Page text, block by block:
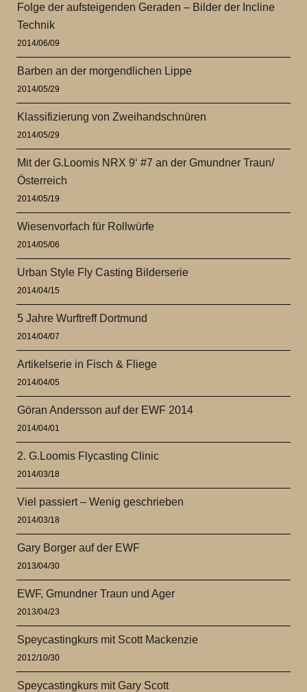
Folge der aufsteigenden Geraden – Bilder der Incline
Technik
2014/06/09
Barben an der morgendlichen Lippe
2014/05/29
Klassifizierung von Zweihandschnüren
2014/05/29
Mit der G.Loomis NRX 9‘ #7 an der Gmundner Traun/
Österreich
2014/05/19
Wiesenvorfach für Rollwürfe
2014/05/06
Urban Style Fly Casting Bilderserie
2014/04/15
5 Jahre Wurftreff Dortmund
2014/04/07
Artikelserie in Fisch & Fliege
2014/04/05
Göran Andersson auf der EWF 2014
2014/04/01
2. G.Loomis Flycasting Clinic
2014/03/18
Viel passiert – Wenig geschrieben
2014/03/18
Gary Borger auf der EWF
2013/04/30
EWF, Gmundner Traun und Ager
2013/04/23
Speycastingkurs mit Scott Mackenzie
2012/10/30
Speycastingkurs mit Gary Scott